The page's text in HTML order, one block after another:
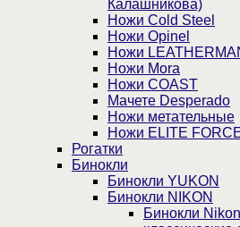
Калашникова)
Ножи Cold Steel
Ножи Opinel
Ножи
Ножи Mora
Ножи COAST
Мачете Desperado
Ножи метательные
Ножи ELITE
Рогатки
Бинокли
Бинокли YUKON
Бинокли NIKON
Бинокли